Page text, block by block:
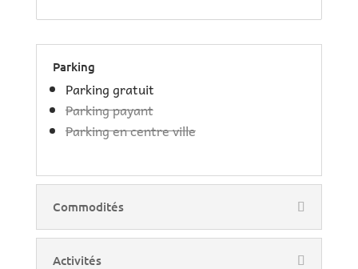
Parking
Parking gratuit
Parking payant
Parking en centre ville
Commodités
Activités